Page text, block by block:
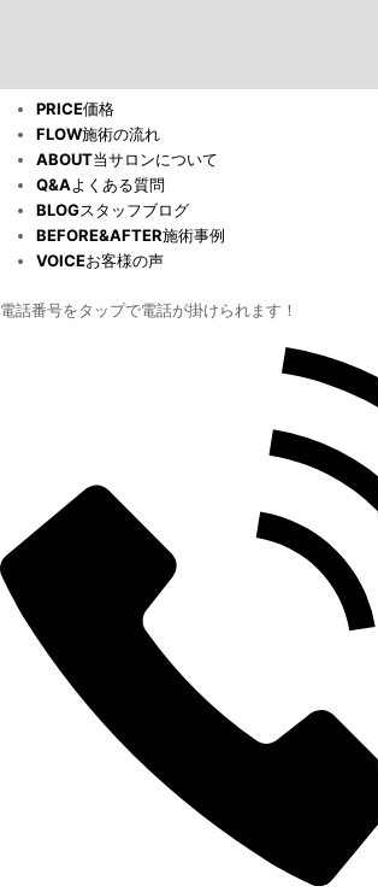
PRICE価格
FLOW施術の流れ
ABOUT当サロンについて
Q&Aよくある質問
BLOGスタッフブログ
BEFORE&AFTER施術事例
VOICEお客様の声
電話番号をタップで電話が掛けられます！